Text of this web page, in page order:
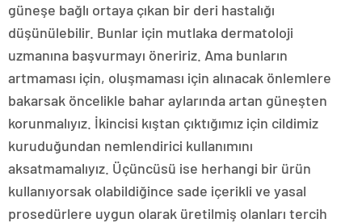
güneşe bağlı ortaya çıkan bir deri hastalığı
düşünülebilir. Bunlar için mutlaka dermatoloji
uzmanına başvurmayı öneririz. Ama bunların
artmaması için, oluşmaması için alınacak önlemlere
bakarsak öncelikle bahar aylarında artan güneşten
korunmalıyız. İkincisi kıştan çıktığımız için cildimiz
kuruduğundan nemlendirici kullanımını
aksatmamalıyız. Üçüncüsü ise herhangi bir ürün
kullanıyorsak olabildiğince sade içerikli ve yasal
prosedürlere uygun olarak üretilmiş olanları tercih